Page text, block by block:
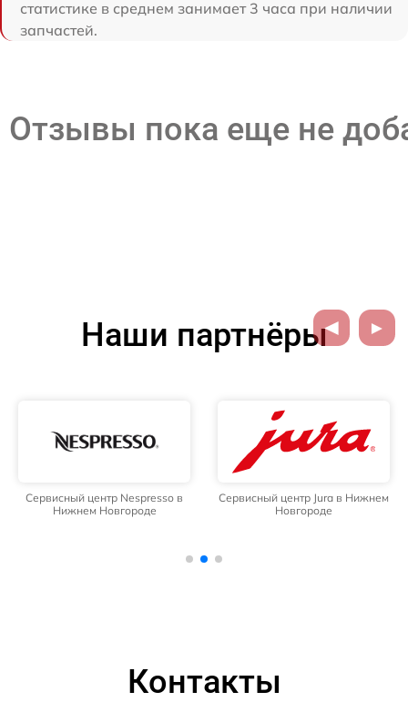
статистике в среднем занимает 3 часа при наличии
запчастей.
Отзывы пока еще не
Наши партнёры
Сервисный центр Nespresso в
Нижнем Новгороде
Сервисный центр Jura в Нижнем
Новгороде
Контакты